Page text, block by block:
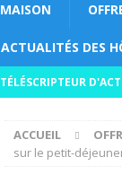
MAISON
ACTUALITÉS DES
TÉLÉSCRIPTEUR
ACCUEIL
sur le petit-